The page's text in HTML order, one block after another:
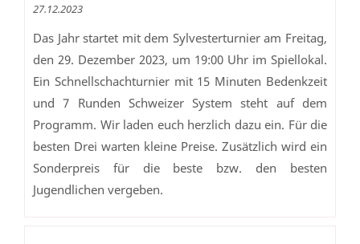
27.12.2023
Das Jahr startet mit dem Sylvesterturnier am Freitag,
den 29. Dezember 2023, um 19:00 Uhr im Spiellokal.
Ein Schnellschachturnier mit 15 Minuten Bedenkzeit
und 7 Runden Schweizer System steht auf dem
Programm. Wir laden euch herzlich dazu ein. Für die
besten Drei warten kleine Preise. Zusätzlich wird ein
Sonderpreis für die beste bzw. den besten
Jugendlichen vergeben.